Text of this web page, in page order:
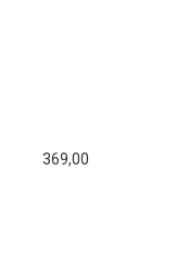
369,00